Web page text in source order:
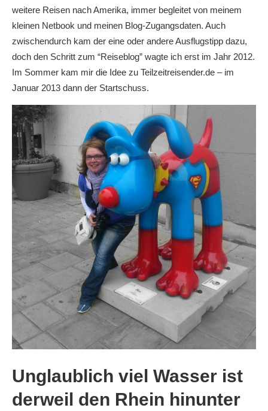
weitere Reisen nach Amerika, immer begleitet von meinem
kleinen Netbook und meinen Blog-Zugangsdaten. Auch
zwischendurch kam der eine oder andere Ausflugstipp dazu,
doch den Schritt zum “Reiseblog” wagte ich erst im Jahr 2012.
Im Sommer kam mir die Idee zu Teilzeitreisender.de – im
Januar 2013 dann der Startschuss.
Unglaublich viel Wasser ist
derweil den Rhein hinunter